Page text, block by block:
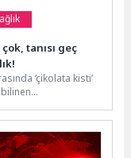
çok, tanısı geç
‘çikolata kisti’
2 milyonu
bir...